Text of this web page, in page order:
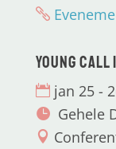
Young
jan 25 -
Gehele